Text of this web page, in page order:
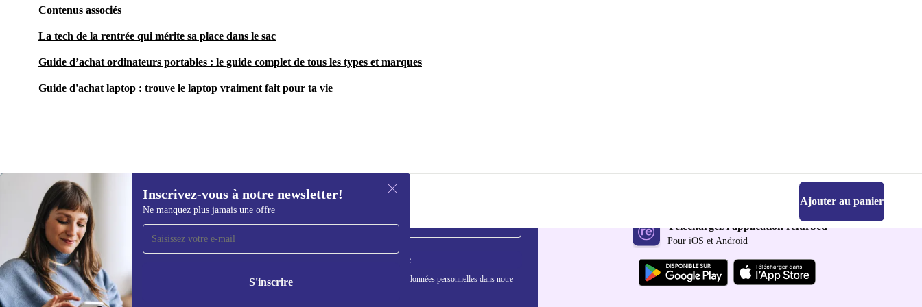
Contenus associés
La tech de la rentrée qui mérite sa place dans le sac
Guide d’achat ordinateurs portables : le guide complet de tous les types et marques
Guide d'achat laptop : trouve le laptop vraiment fait pour ta vie
370,77 € Ajouter au panier
Inscrivez-vous à notre newsletter!
Ne manquez plus jamais une offre
S'inscrire
Recevoir offres et infos de
refurbed par mail
Ne manquez plus aucune offre.
S'inscrire
Retrouvez les informations sur l'utilisation des données personnelles dans notre
Téléchargez l'application refurbed
Pour iOS et Android